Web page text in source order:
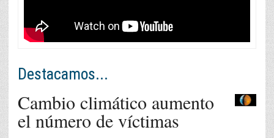
Destacamos...
Cambio climático aumento
el número de víctimas